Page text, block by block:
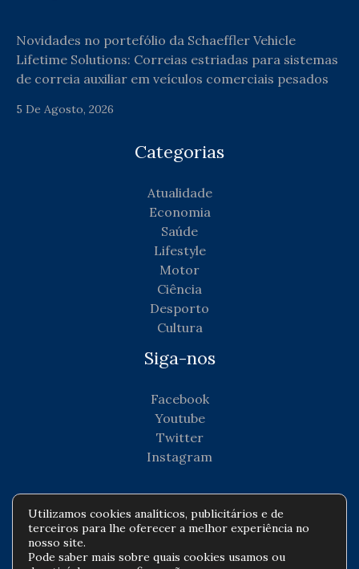
Novidades no portefólio da Schaeffler Vehicle
Lifetime Solutions: Correias estriadas para sistemas
de correia auxiliar em veículos comerciais pesados
5 De Agosto, 2026
Categorias
Atualidade
Economia
Saúde
Lifestyle
Motor
Ciência
Desporto
Cultura
Siga-nos
Facebook
Youtube
Twitter
Instagram
Copyright © Todos os direitos reservados -
agenciadenoticiascorporativas.com
Utilizamos cookies analíticos, publicitários e de
terceiros para lhe oferecer a melhor experiência no
nosso site.
Pode saber mais sobre quais cookies usamos ou